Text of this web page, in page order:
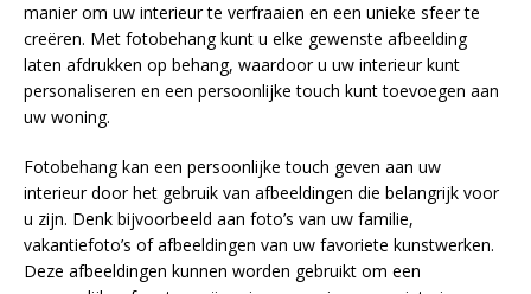
manier om uw interieur te verfraaien en een unieke sfeer te
creëren. Met fotobehang kunt u elke gewenste afbeelding
laten afdrukken op behang, waardoor u uw interieur kunt
personaliseren en een persoonlijke touch kunt toevoegen aan
uw woning.
Fotobehang kan een persoonlijke touch geven aan uw
interieur door het gebruik van afbeeldingen die belangrijk voor
u zijn. Denk bijvoorbeeld aan foto’s van uw familie,
vakantiefoto’s of afbeeldingen van uw favoriete kunstwerken.
Deze afbeeldingen kunnen worden gebruikt om een